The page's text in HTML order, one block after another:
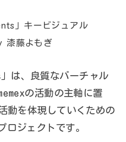
」キービジュアル
藤よもぎ
、良質なバーチャル
の活動の主軸に置
動を体現していくための
ロジェクトです。